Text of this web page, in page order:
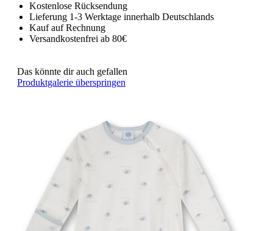
Kostenlose Rücksendung
Lieferung 1-3 Werktage innerhalb Deutschlands
Kauf auf Rechnung
Versandkostenfrei ab 80€
Das könnte dir auch gefallen
Produktgalerie überspringen